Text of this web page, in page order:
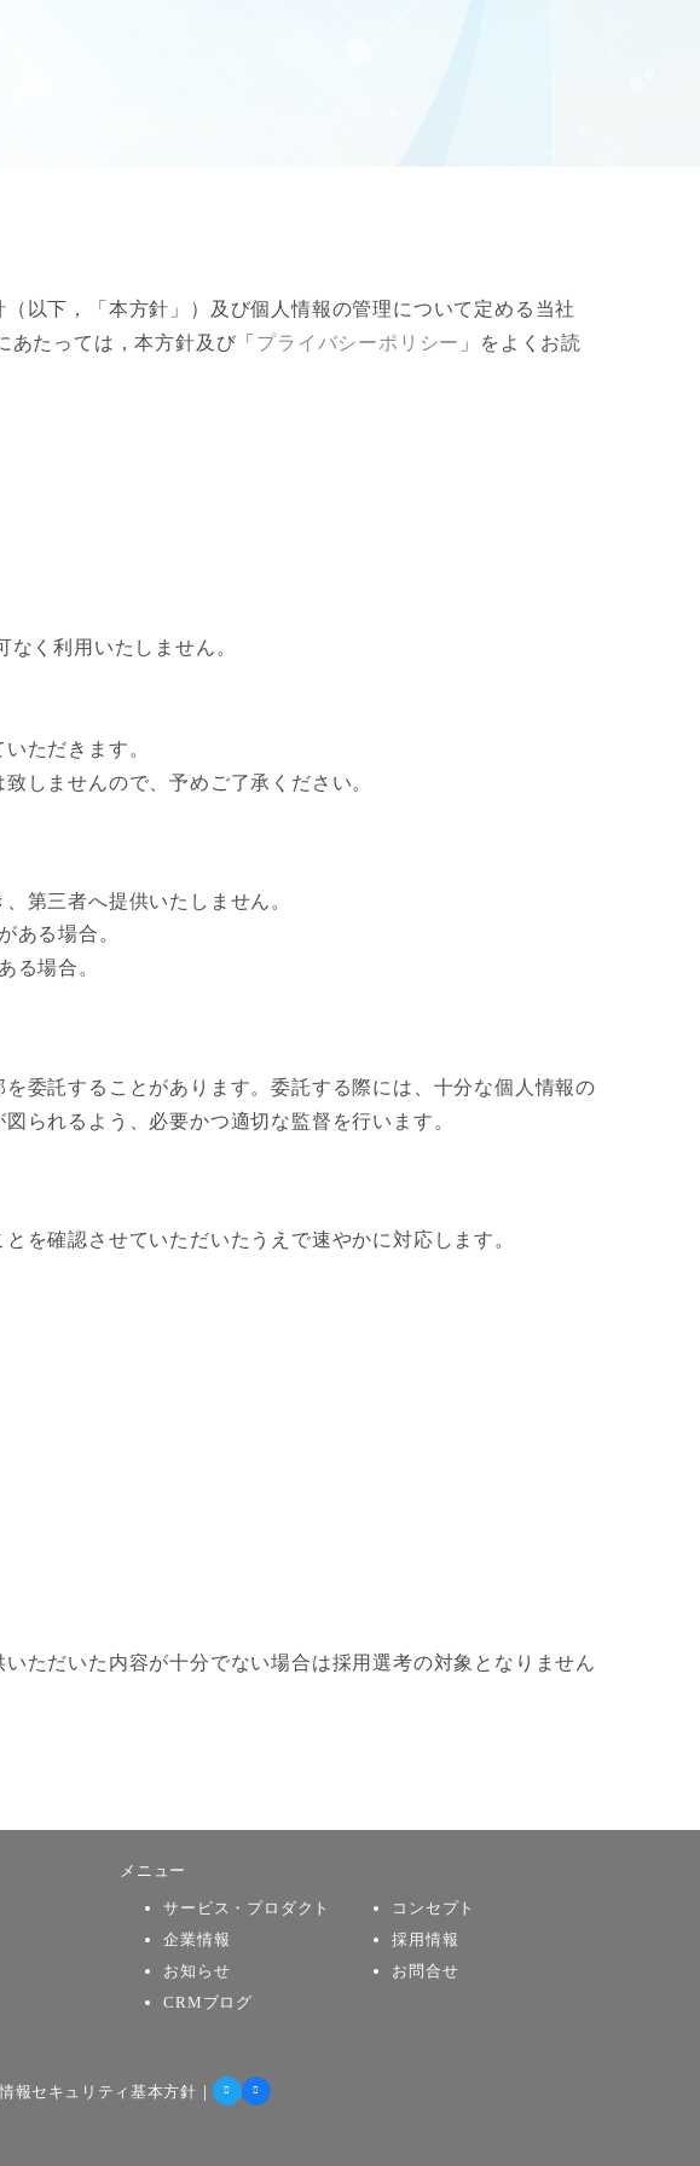
以下，「本方針」）及び個人情報の管理について定める当社
たっては，本方針及び「 プライバシーポリシー 」をよくお読
く利用いたしません。
ただきます。
しませんので、予めご了承ください。
第三者へ提供いたしません。
ある場合。
る場合。
委託することがあります。委託する際には、十分な個人情報の
られるよう、必要かつ適切な監督を行います。
を確認させていただいたうえで速やかに対応します。
ただいた内容が十分でない場合は採用選考の対象となりません
メニュー
サービス・プロダクト
企業情報
お知らせ
CRMブログ
コンセプト
採用情報
お問合せ
情報セキュリティ基本方針 ｜